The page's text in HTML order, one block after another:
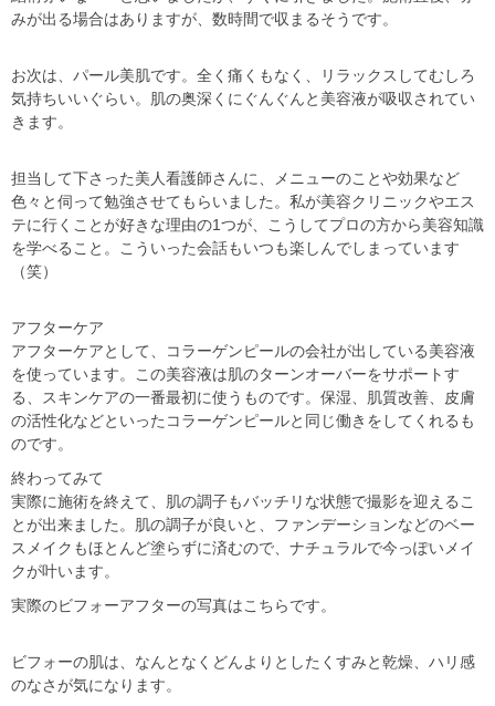
みが出る場合はありますが、数時間で収まるそうです。
お次は、パール美肌です。全く痛くもなく、リラックスしてむしろ
気持ちいいぐらい。肌の奥深くにぐんぐんと美容液が吸収されてい
きます。
担当して下さった美人看護師さんに、メニューのことや効果など
色々と伺って勉強させてもらいました。私が美容クリニックやエス
テに行くことが好きな理由の1つが、こうしてプロの方から美容知識
を学べること。こういった会話もいつも楽しんでしまっています
（笑）
アフターケア
アフターケアとして、コラーゲンピールの会社が出している美容液
を使っています。この美容液は肌のターンオーバーをサポートす
る、スキンケアの一番最初に使うものです。保湿、肌質改善、皮膚
の活性化などといったコラーゲンピールと同じ働きをしてくれるも
のです。
終わってみて
実際に施術を終えて、肌の調子もバッチリな状態で撮影を迎えるこ
とが出来ました。肌の調子が良いと、ファンデーションなどのベー
スメイクもほとんど塗らずに済むので、ナチュラルで今っぽいメイ
クが叶います。
実際のビフォーアフターの写真はこちらです。
ビフォーの肌は、なんとなくどんよりとしたくすみと乾燥、ハリ感
のなさが気になります。